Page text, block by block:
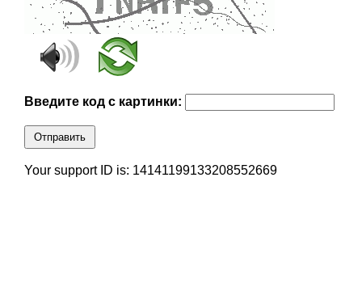
Введите код с картинки:
Отправить
Your support ID is: 14141199133208552669